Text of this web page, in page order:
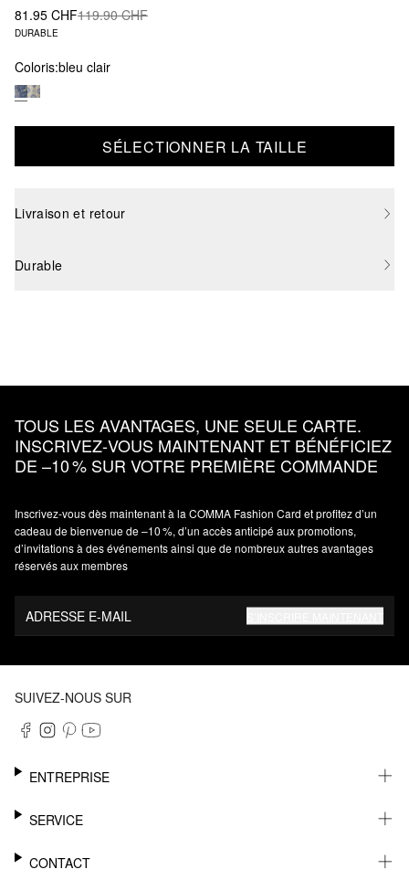
81.95 CHF119.90 CHF
DURABLE
Coloris:bleu clair
SÉLECTIONNER LA TAILLE
Livraison et retour
Durable
TOUS LES AVANTAGES, UNE SEULE CARTE.
INSCRIVEZ‑VOUS MAINTENANT ET BÉNÉFICIEZ
DE –10 % SUR VOTRE PREMIÈRE COMMANDE
Inscrivez‑vous dès maintenant à la COMMA Fashion Card et profitez d’un
cadeau de bienvenue de –10 %, d’un accès anticipé aux promotions,
d’invitations à des événements ainsi que de nombreux autres avantages
réservés aux membres
ADRESSE E-MAIL
SUIVEZ-NOUS SUR
ENTREPRISE
CARRIÈRE
SERVICE
NEWSLETTER
CONTACT